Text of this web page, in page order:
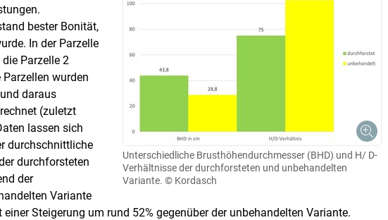
Unterschiedliche Brusthöhendurchmesser (BHD) und H/ D-
Verhältnisse der durchforsteten und unbehandelten
Variante. © Kordasch
bester Bonität,
In der Parzelle
Parzelle 2
wurden
daraus
(zuletzt
lassen sich
durchschnittliche
durchforsteten
der
Variante
Steigerung um rund 52% gegenüber der unbehandelten Variante.